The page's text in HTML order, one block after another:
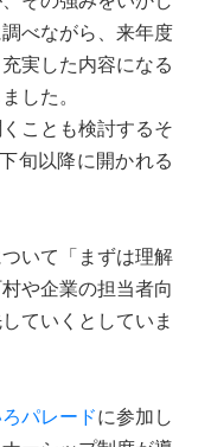
べながら、来年度
実した内容になる
した。
ことも検討するそ
旬以降に開かれる
いて「まずは理解
や企業の担当者向
ていくとしていま
パレードに参加し